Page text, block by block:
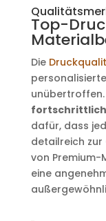
Top-
Die
unübertroffen.
dafür, dass
detailreich zur
von Premium-
eine